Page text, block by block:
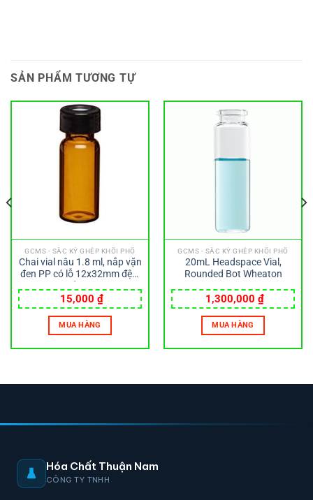
SẢN PHẨM TƯƠNG TỰ
GCMS - SẮC KÝ GHÉP KHỐI PHỔ
Chai vial nâu 1.8 ml, nắp vặn
đen PP có lỗ 12x32mm đệm
15,000 ₫
MUA HÀNG
GCMS - SẮC KÝ GHÉP KHỐI PHỔ
20mL Headspace Vial,
Rounded Bot Wheaton
1,300,000 ₫
MUA HÀNG
Hóa Chất Thuận Nam
CÔNG TY TNHH